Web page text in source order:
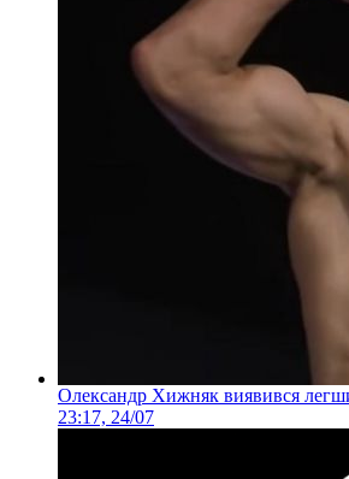
Олександр Хижняк виявився
23:17, 24/07